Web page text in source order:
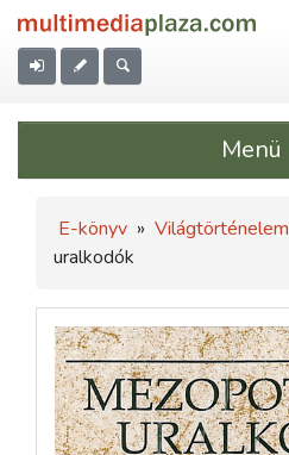
Menü
E-könyv » Világtörténelem
uralkodók